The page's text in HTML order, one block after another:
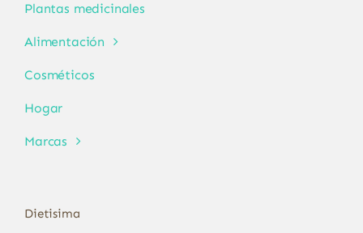
Plantas medicinales
Alimentación
Cosméticos
Hogar
Marcas
Dietisima